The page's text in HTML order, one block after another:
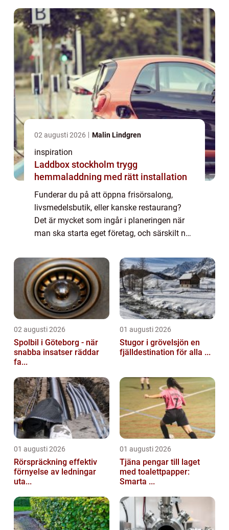
02 augusti 2026 Malin Lindgren
inspiration
Laddbox stockholm trygg
hemmaladdning med rätt installation
Funderar du på att öppna frisörsalong,
livsmedelsbutik, eller kanske restaurang?
Det är mycket som ingår i planeringen när
man ska starta eget företag, och särskilt när
02 augusti 2026
Spolbil i Göteborg - när
snabba insatser räddar
fa...
01 augusti 2026
Stugor i grövelsjön en
fjälldestination för alla ...
01 augusti 2026
Rörspräckning effektiv
förnyelse av ledningar
uta...
01 augusti 2026
Tjäna pengar till laget
med toalettpapper:
Smarta ...